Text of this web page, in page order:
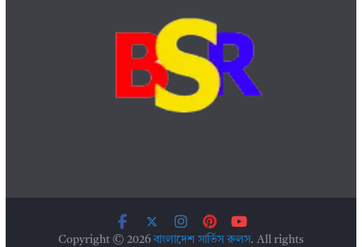
Copyright © 2026বাংলাদেশ সার্ভিস রুলস. All rights